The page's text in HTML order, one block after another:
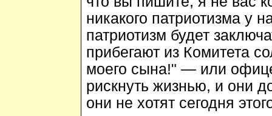
никакого патриотизма у
патриотизм будет
прибегают из Комитета
моего сына!" — или
рискнуть жизнью, и они
они не хотят сегодня